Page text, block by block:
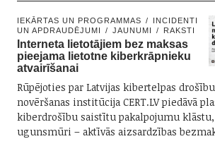
IEKĀRTAS UN PROGRAMMAS
INCIDENTI
UN APDRAUDĒJUMI
JAUNUMI RAKSTI
Interneta lietotājiem bez maksas
pieejama lietotne kiberkrāpnieku
atvairīšanai
Rūpējoties par Latvijas kibertelpas
novēršanas institūcija CERT.LV piedāvā
kiberdrošību saistītu pakalpojumu klāstu,
ugunsmūri – aktīvās aizsardzības